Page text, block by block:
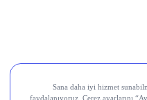
Teknik Analiz Nedir?